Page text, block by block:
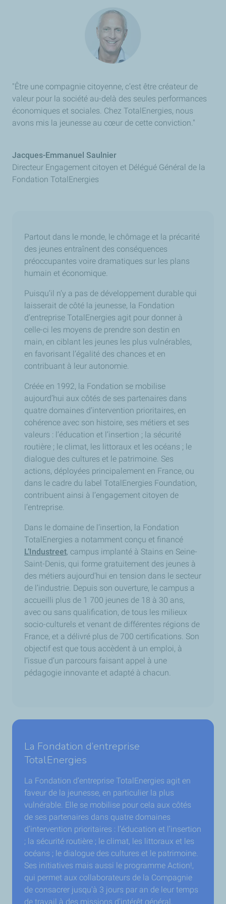
"Être une compagnie citoyenne, c’est être créateur de
valeur pour la société au-delà des seules performances
économiques et sociales. Chez TotalEnergies, nous
avons mis la jeunesse au cœur de cette conviction. "
Jacques-Emmanuel Saulnier
Directeur Engagement citoyen et Délégué Général de la
Fondation TotalEnergies
Partout dans le monde, le chômage et la précarité
des jeunes entraînent des conséquences
préoccupantes voire dramatiques sur les plans
humain et économique.
Puisqu’il n’y a pas de développement durable qui
laisserait de côté la jeunesse, la Fondation
d’entreprise TotalEnergies agit pour donner à
celle-ci les moyens de prendre son destin en
main, en ciblant les jeunes les plus vulnérables,
en favorisant l’égalité des chances et en
contribuant à leur autonomie.
Créée en 1992, la Fondation se mobilise
aujourd’hui aux côtés de ses partenaires dans
quatre domaines d’intervention prioritaires, en
cohérence avec son histoire, ses métiers et ses
valeurs : l’éducation et l’insertion ; la sécurité
routière ; le climat, les littoraux et les océans ; le
dialogue des cultures et le patrimoine. Ses
actions, déployées principalement en France, ou
dans le cadre du label TotalEnergies Foundation,
contribuent ainsi à l’engagement citoyen de
l’entreprise.
Dans le domaine de l’insertion, la Fondation
TotalEnergies a notamment conçu et financé
L’Industreet, campus implanté à Stains en Seine-
Saint-Denis, qui forme gratuitement des jeunes à
des métiers aujourd’hui en tension dans le secteur
de l’industrie. Depuis son ouverture, le campus a
accueilli plus de 1 700 jeunes de 18 à 30 ans,
avec ou sans qualification, de tous les milieux
socio-culturels et venant de différentes régions de
France, et a délivré plus de 700 certifications. Son
objectif est que tous accèdent à un emploi, à
l’issue d’un parcours faisant appel à une
pédagogie innovante et adapté à chacun.
La Fondation d’entreprise
TotalEnergies
La Fondation d’entreprise TotalEnergies agit en
faveur de la jeunesse, en particulier la plus
vulnérable. Elle se mobilise pour cela aux côtés
de ses partenaires dans quatre domaines
d’intervention prioritaires : l’éducation et l’insertion
; la sécurité routière ; le climat, les littoraux et les
océans ; le dialogue des cultures et le patrimoine.
Ses initiatives mais aussi le programme Action!,
qui permet aux collaborateurs de la Compagnie
de consacrer jusqu'à 3 jours par an de leur temps
de travail à des missions d'intérêt général,